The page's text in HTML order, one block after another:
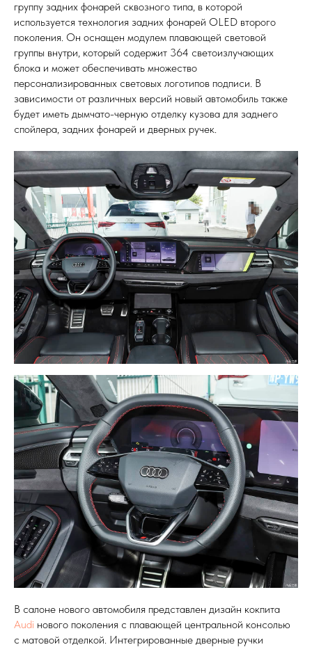
группу задних фонарей сквозного типа, в которой
используется технология задних фонарей OLED второго
поколения. Он оснащен модулем плавающей световой
группы внутри, который содержит 364 светоизлучающих
блока и может обеспечивать множество
персонализированных световых логотипов подписи. В
зависимости от различных версий новый автомобиль также
будет иметь дымчато-черную отделку кузова для заднего
спойлера, задних фонарей и дверных ручек.
В салоне нового автомобиля представлен дизайн кокпита
Audi нового поколения с плавающей центральной консолью
с матовой отделкой. Интегрированные дверные ручки